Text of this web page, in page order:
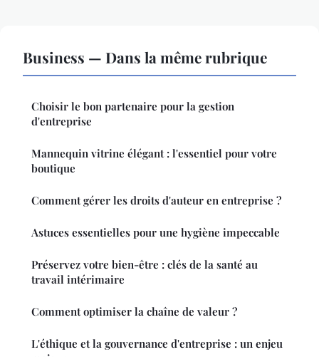
Business — Dans la même rubrique
Choisir le bon partenaire pour la gestion
d'entreprise
Mannequin vitrine élégant : l'essentiel pour votre
boutique
Comment gérer les droits d'auteur en entreprise ?
Astuces essentielles pour une hygiène impeccable
Préservez votre bien-être : clés de la santé au
travail intérimaire
Comment optimiser la chaîne de valeur ?
L'éthique et la gouvernance d'entreprise : un enjeu